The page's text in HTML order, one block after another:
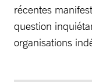
récentes
question
organisations